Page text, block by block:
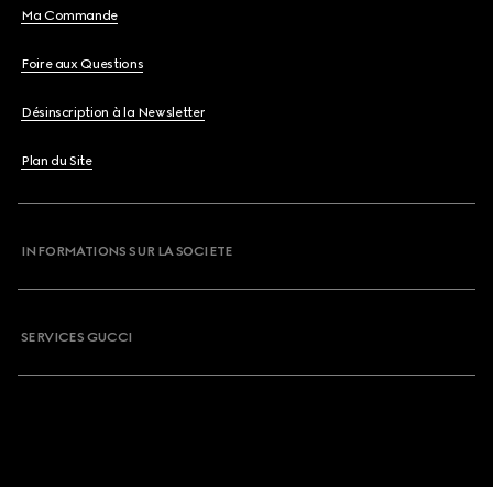
Ma Commande
Foire aux Questions
Désinscription à la Newsletter
Plan du Site
INFORMATIONS SUR LA SOCIETE
SERVICES GUCCI